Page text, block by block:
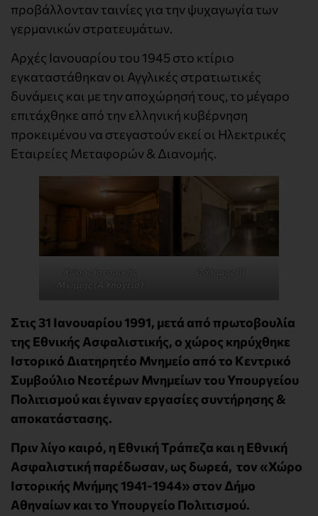
προβάλλονταν ταινίες για την ψυχαγωγία των
γερμανικών στρατευμάτων.
Αρχές Ιανουαρίου του 1945 στο κτίριο
εγκαταστάθηκαν οι Αγγλικές στρατιωτικές
δυνάμεις και με την αποχώρησή τους, το μέγαρο
επιτάχθηκε από την ελληνική κυβέρνηση
προκειμένου να στεγαστούν εκεί οι Ηλεκτρικές
Εταιρείες Μεταφορών & Διανομής.
Χώρος Ιστορικής
Μνήμης (Α Υπόγειο)
Στις 31 Ιανουαρίου 1991, μετά από πρωτοβουλία
της Εθνικής Ασφαλιστικής, ο χώρος κηρύχθηκε
Ιστορικό Διατηρητέο Μνημείο από το Κεντρικό
Συμβούλιο Νεοτέρων Μνημείων του Υπουργείου
Πολιτισμού και έγιναν εργασίες συντήρησης &
αποκατάστασης.
Πριν λίγο καιρό, η Εθνική Τράπεζα και η Εθνική
Ασφαλιστική παρέδωσαν, ως δωρεά, τον «Χώρο
Ιστορικής Μνήμης 1941-1944» στον Δήμο
Αθηναίων και το Υπουργείο Πολιτισμού.